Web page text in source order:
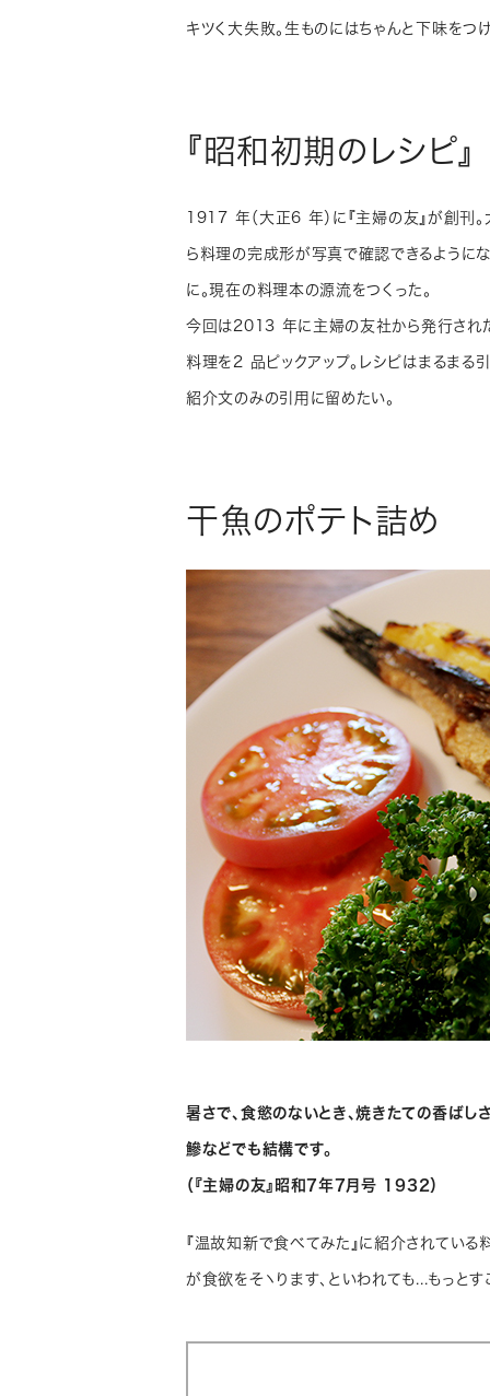
キツく大失敗。生ものにはちゃんと下味をつけ
『昭和初期のレシピ』
1917 年（大正6 年）に『主婦の友』が創刊
ら料理の完成形が写真で確認できるように
に。現在の料理本の源流をつくった。
今回は2013 年に主婦の友社から発行された
料理を2 品ピックアップ。レシピはまるまる
紹介文のみの引用に留めたい。
干魚のポテト詰め
暑さで、食慾のないとき、焼きたての香ばし
鰺などでも結構です。
（『主婦の友』昭和7年7月号 1932）
『温故知新で食べてみた』に紹介されている
が食欲をそヽります、といわれても...もっと